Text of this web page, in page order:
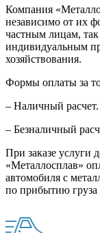
Компания
независимо от их
частным лицам,
индивидуальным
хозяйствования.
Формы оплаты за
– Наличный расчет.
– Безналичный
При заказе услуги
«Металлосплав»
автомобиля с
по прибытию груза